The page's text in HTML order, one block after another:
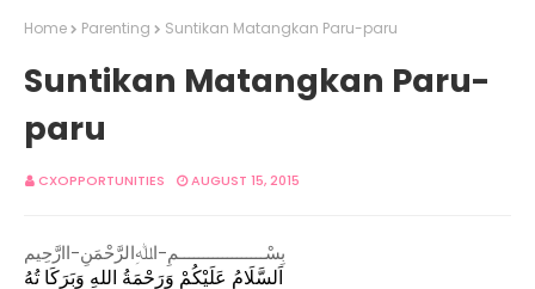
Home Parenting Suntikan Matangkan Paru-paru
Suntikan Matangkan Paru-
paru
CXOPPORTUNITIES AUGUST 15, 2015
بِسْــــــــــــــــــمِ-اﷲِالرَّحْمَنِ-اارَّحِيم
اَلسَّلَامُ عَلَيْكُمْ وَرَحْمَةُ اللهِ وَبَرَكَا تُهُ